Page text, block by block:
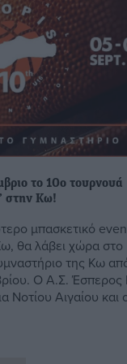
το 10ο τουρνουά
στην Κω!
μπασκετικό
θα λάβει χώρα στο
της Κω
Ο Α.Σ.
Νοτίου Αιγαίου και